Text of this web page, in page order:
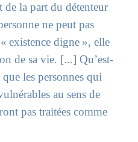
de la part du détenteur
ne peut pas
existence digne », elle
de sa vie. [...] Qu’est-
les personnes qui
au sens de
pas traitées comme